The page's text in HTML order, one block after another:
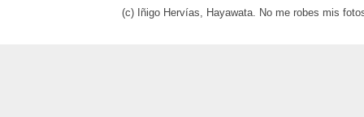
(c) Iñigo Hervías, Hayawata. No me robes mis